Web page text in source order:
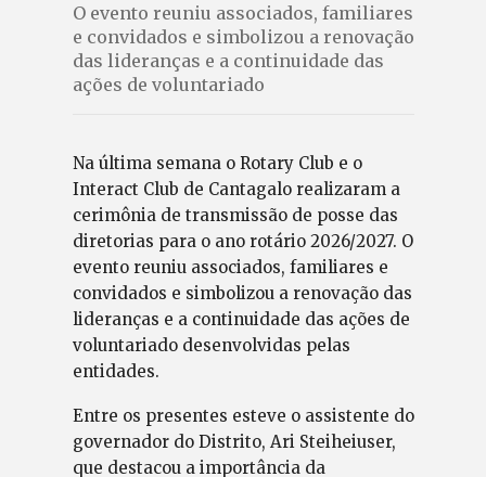
O evento reuniu associados, familiares
e convidados e simbolizou a renovação
das lideranças e a continuidade das
ações de voluntariado
Na última semana o Rotary Club e o
Interact Club de Cantagalo realizaram a
cerimônia de transmissão de posse das
diretorias para o ano rotário 2026/2027. O
evento reuniu associados, familiares e
convidados e simbolizou a renovação das
lideranças e a continuidade das ações de
voluntariado desenvolvidas pelas
entidades.
Entre os presentes esteve o assistente do
governador do Distrito, Ari Steiheiuser,
que destacou a importância da